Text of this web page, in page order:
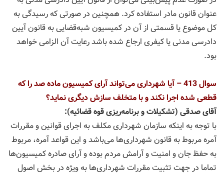
عنوان قانون مادر استفاده كرد. همچنین در صورتی كه رسیدگی به
كل موضوع یا قسمتی از آن در كمیسیون شبه‌قضایی به قانون آیین
دادرسی مدنی یا كیفری ارجاع شده باشد رعایت آن الزامی خواهد
بود.
سوال 413 – آیا شهرداری می‌تواند آرای كمیسیون ماده صد را كه
قطعی شده اجرا نكند و با متخلف سازش دیگری نماید؟
آقای صدقی (تشكیلات و برنامه‌ریزی قوه قضائیه):
با توجه به اینكه سازمان شهرداری مكلف به اجرای قوانین و مقررات
آمره مربوط به قانون شهرداری‌ها می‌باشد و این قواعد آمره، مربوط
به حفظ جان و امنیت و آرامش مردم بوده و آرای صادره كمیسیون‌ها
تماما در جهت تثبیت مقررات شهرداری‌ها به ویژه در بخش اصول